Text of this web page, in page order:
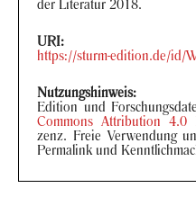
der Li­te­ra­tur 2018.
URI:
https://sturm-​edition.de/id/
Nut­zungs­hin­weis:
Edi­ti­on und
Com­mons At­tri­bu­ti­on 4.0
zenz. Freie Ver­wen­dung
Per­ma­link und